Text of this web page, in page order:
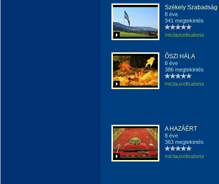
Székely Szabadság
8 éve
341 megtekintés
miclauselisabeta
ŐSZI HÁLA
8 éve
386 megtekintés
miclauselisabeta
A HAZÁÉRT
8 éve
363 megtekintés
miclauselisabeta